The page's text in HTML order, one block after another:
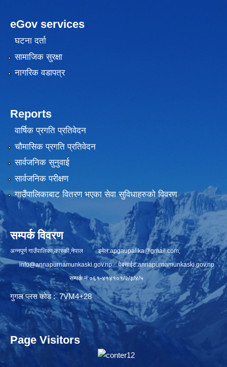
eGov services
घटना दर्ता
सामाजिक सुरक्षा
नागरिक वडापत्र
Reports
वार्षिक प्रगति प्रतिवेदन
चौमासिक प्रगति प्रतिवेदन
सार्वजनिक सुनुवाई
सार्वजनिक परीक्षण
गाउँपालिकाबाट वितरण भएका सेवा सुविधाहरुको विवरण
सम्पर्क विवरण
अन्नपूर्ण गाउँपालिका,कास्की,नेपाल इमेल:apgaupalika@gmail.com,
info@annapurnamunkaski.gov.npवेबसाईट:annapurnamunkaski.gov.np
सम्पर्क नं:०६१-४१४१०१/२/३/४/५
गुगल प्लस कोड : 7VM4+28
Page Visitors